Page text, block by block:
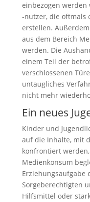
einbezogen
-nutzer, die oftmals
erstellen.
aus dem Bereich
werden. Die
einem Teil der
verschlossenen
untaugliches
nicht mehr
Ein neues
Kinder und
auf die Inhalte, mit
konfrontiert
Medienkonsum
Erziehungsaufgabe
Sorgeberechtigten
Hilfsmittel oder